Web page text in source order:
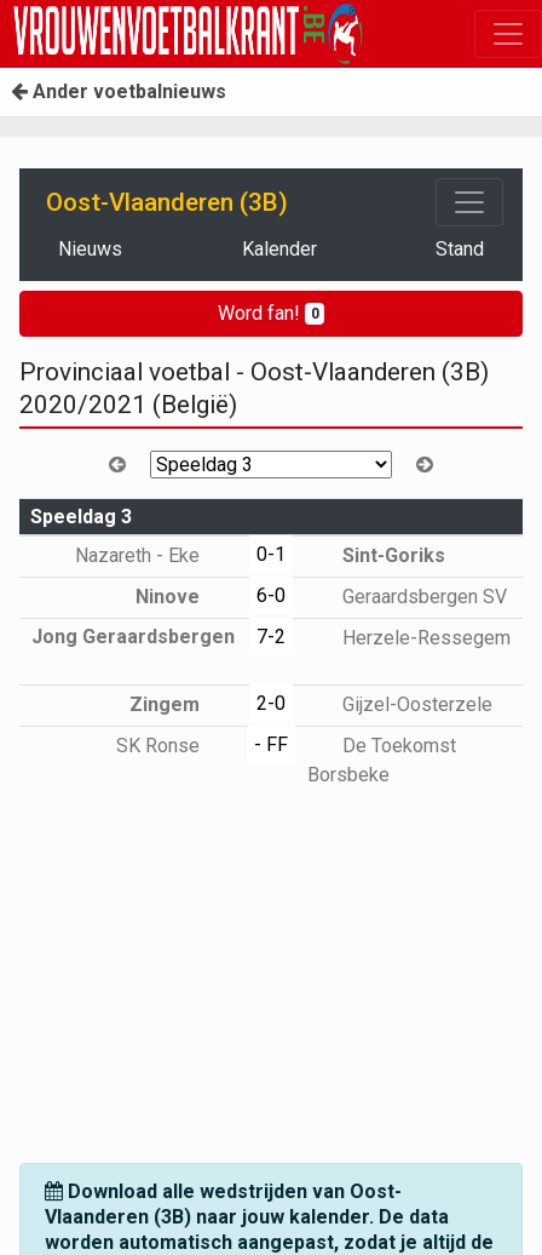
Ander voetbalnieuws
Oost-Vlaanderen (3B)
Nieuws Kalender Stand
Word fan! 0
Provinciaal voetbal - Oost-Vlaanderen (3B)
2020/2021 (België)
Speeldag 3
Nazareth - Eke
0-1
Sint-Goriks
Ninove
6-0
Geraardsbergen SV
Jong Geraardsbergen
7-2 Herzele-Ressegem
Zingem 2-0
Gijzel-Oosterzele
SK Ronse
- FF
De Toekomst
Borsbeke
Download alle wedstrijden van Oost-
Vlaanderen (3B) naar jouw kalender. De data
worden automatisch aangepast, zodat je altijd de